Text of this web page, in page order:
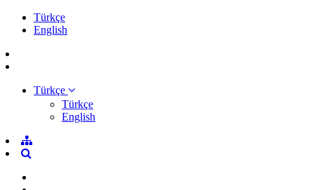
Türkçe
English
Türkçe
Türkçe
English